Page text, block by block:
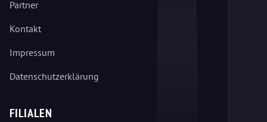
Partner
Kontakt
Impressum
Datenschutzerklärung
FILIALEN